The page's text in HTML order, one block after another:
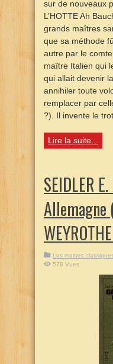
sur de nouveaux
L’HOTTE Ah
grands maîtres
que sa méthode
autre par le comte
maître Italien qui
qui allait devenir
annihiler toute
remplacer par
?). Il invente le
Lire la suite...
SEIDLER
Allemagne
Les maitres
578 Vues